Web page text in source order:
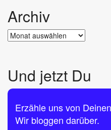
Archiv
Archiv
Und jetzt Du
Erzähle uns von
Wir bloggen darüber.